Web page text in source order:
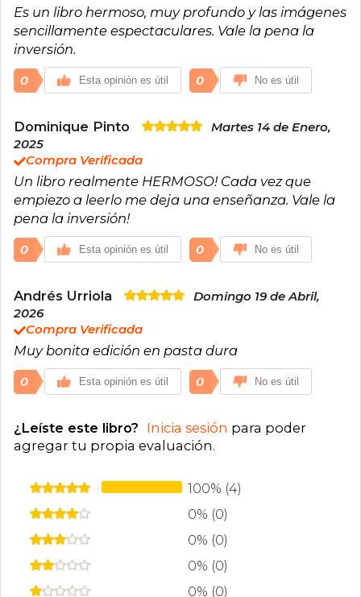
Es un libro hermoso, muy profundo y las imágenes
sencillamente espectaculares. Vale la pena la
inversión.
0 Esta opinión es útil 0 No es útil
Dominique Pinto
Martes 14 de Enero,
2025
Compra Verificada
Un libro realmente HERMOSO! Cada vez que
empiezo a leerlo me deja una enseñanza. Vale la
pena la inversión!
0 Esta opinión es útil 0 No es útil
Andrés Urriola
Domingo 19 de Abril,
2026
Compra Verificada
Muy bonita edición en pasta dura
0 Esta opinión es útil 0 No es útil
¿Leíste este libro? Inicia sesión para poder
agregar tu propia evaluación.
100% (4)
0% (0)
0% (0)
0% (0)
0% (0)